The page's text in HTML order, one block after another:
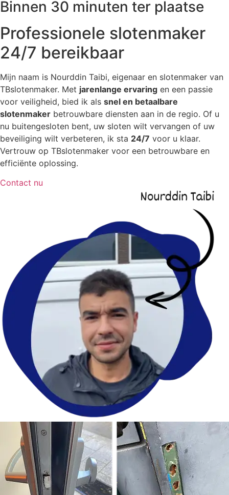
Binnen 30 minuten ter plaatse
Professionele slotenmaker
24/7 bereikbaar
Mijn naam is Nourddin Taibi, eigenaar en slotenmaker van
TBslotenmaker. Met jarenlange ervaring en een passie
voor veiligheid, bied ik als snel en betaalbare
slotenmaker betrouwbare diensten aan in de regio. Of u
nu buitengesloten bent, uw sloten wilt vervangen of uw
beveiliging wilt verbeteren, ik sta 24/7 voor u klaar.
Vertrouw op TBslotenmaker voor een betrouwbare en
efficiënte oplossing.
Contact nu